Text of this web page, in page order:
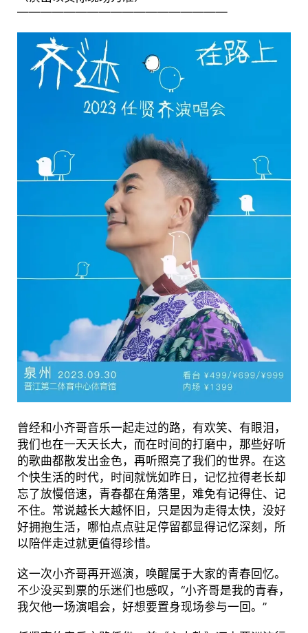
——————————————————
曾经和小齐哥音乐一起走过的路，有欢笑、有眼泪，
我们也在一天天长大，而在时间的打磨中，那些好听
的歌曲都散发出金色，再听照亮了我们的世界。在这
个快生活的时代，时间就恍如昨日，记忆拉得老长却
忘了放慢倍速，青春都在角落里，难免有记得住、记
不住。常说越长大越怀旧，只是因为走得太快，没好
好拥抱生活，哪怕点点驻足停留都显得记忆深刻，所
以陪伴走过就更值得珍惜。
这一次小齐哥再开巡演，唤醒属于大家的青春回忆。
不少没买到票的乐迷们也感叹，“小齐哥是我的青春，
我欠他一场演唱会，好想要置身现场参与一回。”